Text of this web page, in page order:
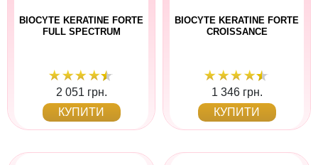
BIOCYTE KERATINE FORTE
FULL SPECTRUM
2 051 грн.
КУПИТИ
BIOCYTE KERATINE FORTE
CROISSANCE
1 346 грн.
КУПИТИ